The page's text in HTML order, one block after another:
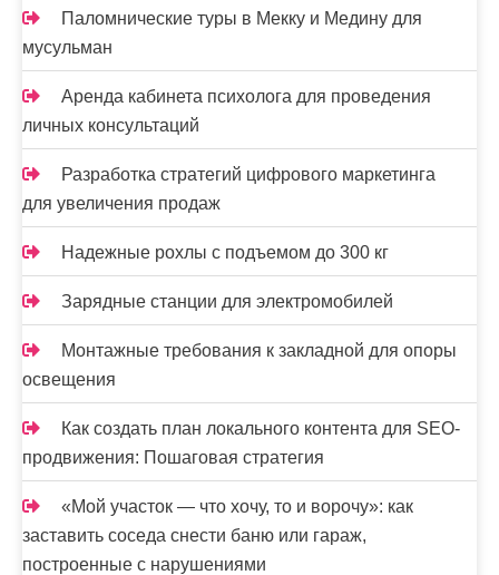
Паломнические туры в Мекку и Медину для
мусульман
Аренда кабинета психолога для проведения
личных консультаций
Разработка стратегий цифрового маркетинга
для увеличения продаж
Надежные рохлы с подъемом до 300 кг
Зарядные станции для электромобилей
Монтажные требования к закладной для опоры
освещения
Как создать план локального контента для SEO-
продвижения: Пошаговая стратегия
«Мой участок — что хочу, то и ворочу»: как
заставить соседа снести баню или гараж,
построенные с нарушениями